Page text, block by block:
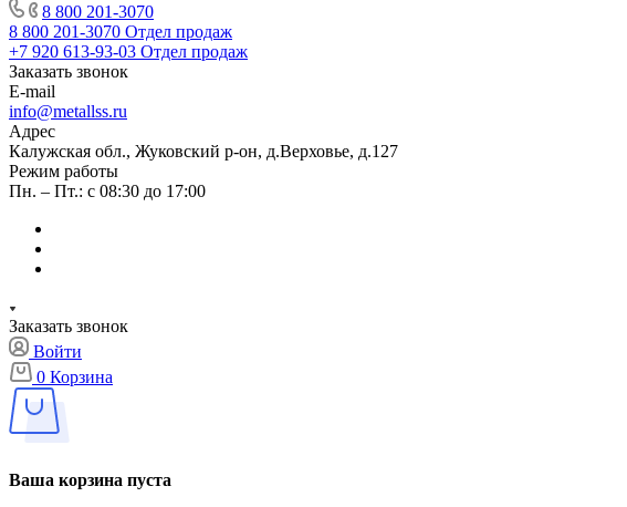
8 800 201-3070
8 800 201-3070 Отдел продаж
+7 920 613-93-03 Отдел продаж
Заказать звонок
E-mail
info@metallss.ru
Адрес
Калужская обл., Жуковский р-он, д.Верховье, д.127
Режим работы
Пн. – Пт.: с 08:30 до 17:00
Заказать звонок
Войти
0 Корзина
Ваша корзина пуста